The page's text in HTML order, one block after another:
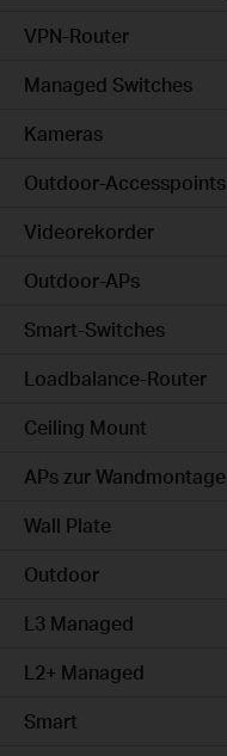
VPN-Router
Managed Switches
Kameras
Outdoor-Accesspoints
Videorekorder
Outdoor-APs
Smart-Switches
Loadbalance-Router
Ceiling Mount
APs zur Wandmontage
Wall Plate
Outdoor
L3 Managed
L2+ Managed
Smart